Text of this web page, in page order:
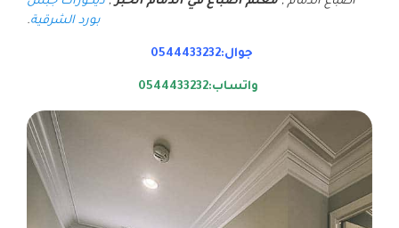
بورد الشرقية.
جوال:0544433232
واتساب:0544433232